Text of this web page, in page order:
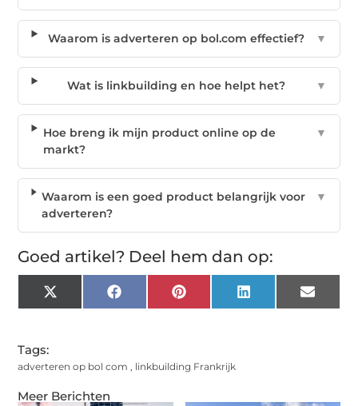
Meer Berichten
Waarom is adverteren op bol.com effectief? ▼
Wat is linkbuilding en hoe helpt het? ▼
Hoe breng ik mijn product online op de
markt?
▼
Waarom is een goed product belangrijk voor
adverteren?
▼
Goed artikel? Deel hem dan op:
X
(Twitter)
Facebook Pinterest LinkedIn Email
Tags:
adverteren op bol com linkbuilding Frankrijk